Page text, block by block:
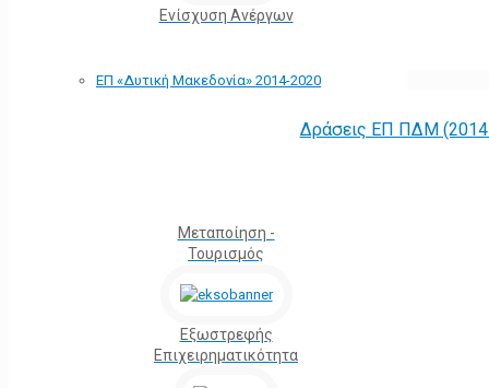
Ενίσχυση Ανέργων
ΕΠ «Δυτική Μακεδονία» 2014-2020
Δράσεις ΕΠ ΠΔΜ (2014
Μεταποίηση -
Τουρισμός
Εξωστρεφής
Επιχειρηματικότητα